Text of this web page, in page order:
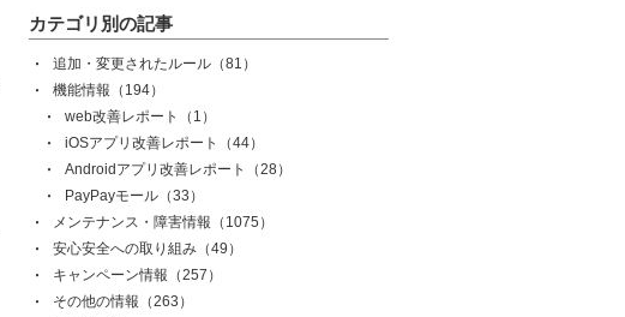
カテゴリ別の記事
追加・変更されたルール （81）
機能情報 （194）
web改善レポート
（1）
iOSアプリ改善レポート
（44）
Androidアプリ改善レポート
（28）
PayPayモール （33）
メンテナンス・障害情報 （1075）
安心安全への取り組み （49）
キャンペーン情報 （257）
その他の情報 （263）